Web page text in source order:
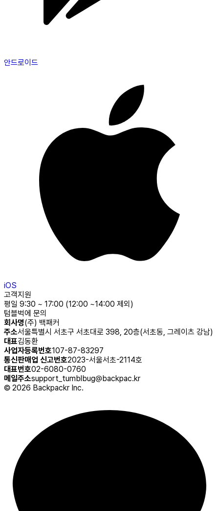
안드로이드
iOS
고객지원
평일 9:30 ~ 17:00 (12:00 ~14:00 제외)
텀블벅에 문의
회사명(주) 백패커
주소서울특별시 서초구 서초대로 398, 20층(서초동, 그레이츠 강남)
대표김동환
사업자등록번호107-87-83297
통신판매업 신고번호2023-서울서초-2114호
대표번호02-6080-0760
메일주소support_tumblbug@backpac.kr
© 2026 Backpackr Inc.